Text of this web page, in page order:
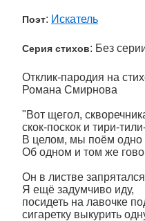
Поэт: Искатель
Серия стихов: Без
Отклик-пародия на
Романа Смирнова
"Вот щегол,
скок-поскок и тири-
В целом, мы поём одно
Об одном и том же
Он в листве
Я ещё задумчиво иду,
посидеть на лавочке
сигаретку выкурить